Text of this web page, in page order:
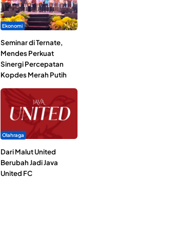
Ekonomi
Seminar di Ternate,
Mendes Perkuat
Sinergi Percepatan
Kopdes Merah Putih
Olahraga
Dari Malut United
Berubah Jadi Java
United FC